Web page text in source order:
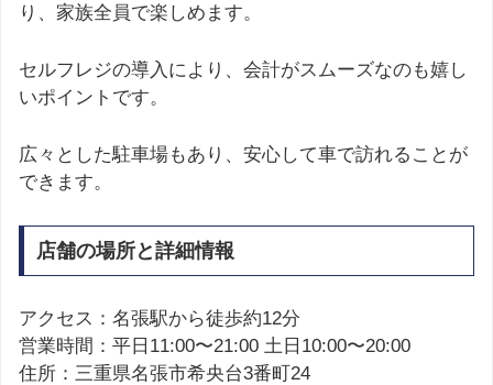
り、家族全員で楽しめます。
セルフレジの導入により、会計がスムーズなのも嬉し
いポイントです。
広々とした駐車場もあり、安心して車で訪れることが
できます。
店舗の場所と詳細情報
アクセス：名張駅から徒歩約12分
営業時間：平日11:00〜21:00 土日10:00〜20:00
住所：三重県名張市希央台3番町24